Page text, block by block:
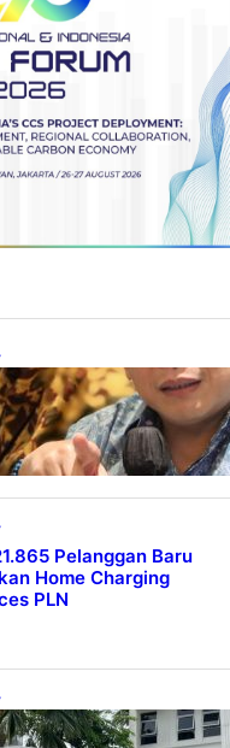
Kepemimpinan Terpadu
Percepatan PLTS 100
Pelanggan Baru
Home Charging
PLN
Bersihkan Indonesia